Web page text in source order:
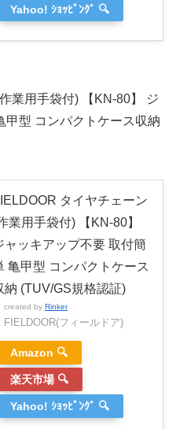
Yahoo! ｼｮｯﾋﾟﾝｸﾞ 🔍
業用手袋付) 【KN-80】 ジ
甲型 コンパクトケース収納
タイヤチェーン
業用手袋付) 【KN-80】
ャッキアップ不要 取付簡
亀甲型 コンパクトケース
納 (TUV/GS規格認証)
created by Rinker
FIELDOOR(フィールドア)
Amazon 🔍
楽天市場 🔍
Yahoo! ｼｮｯﾋﾟﾝｸﾞ 🔍